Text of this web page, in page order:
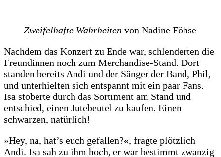
Zweifelhafte Wahrheiten von Nadine Föhse
Nachdem das Konzert zu Ende war, schlenderten die
Freundinnen noch zum Merchandise-Stand. Dort
standen bereits Andi und der Sänger der Band, Phil,
und unterhielten sich entspannt mit ein paar Fans.
Isa stöberte durch das Sortiment am Stand und
entschied, einen Jutebeutel zu kaufen. Einen
schwarzen, natürlich!
»Hey, na, hat’s euch gefallen?«, fragte plötzlich
Andi. Isa sah zu ihm hoch, er war bestimmt zwanzig